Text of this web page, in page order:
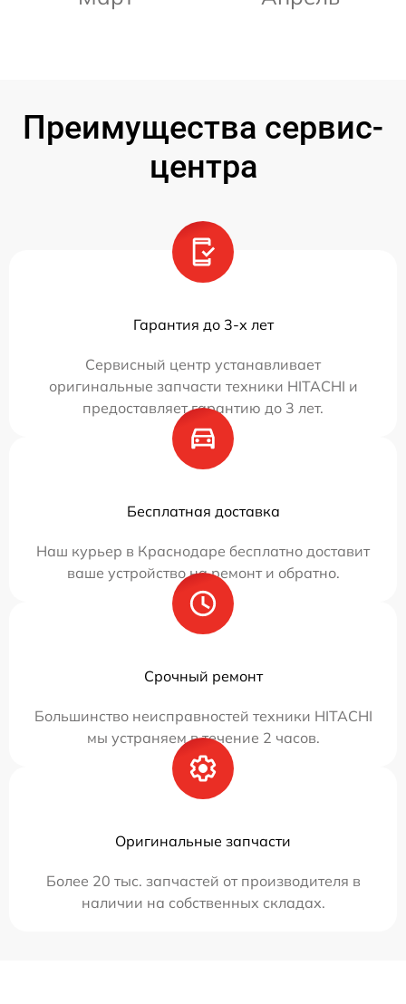
Преимущества сервис-
центра
Гарантия до 3-х лет
Сервисный центр устанавливает
оригинальные запчасти техники HITACHI и
предоставляет гарантию до 3 лет.
Бесплатная доставка
Наш курьер в Краснодаре бесплатно доставит
ваше устройство на ремонт и обратно.
Срочный ремонт
Большинство неисправностей техники HITACHI
мы устраняем в течение 2 часов.
Оригинальные запчасти
Более 20 тыс. запчастей от производителя в
наличии на собственных складах.